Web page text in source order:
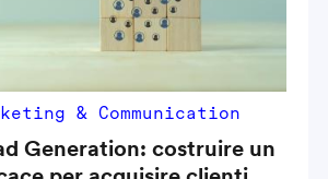
& Communication
Generation: costruire un